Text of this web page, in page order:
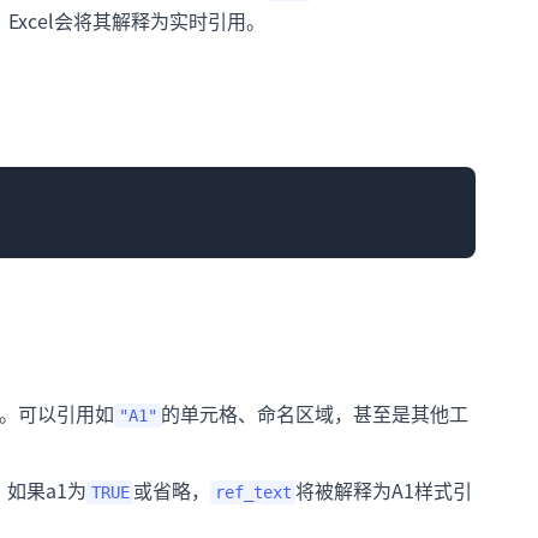
会将其解释为实时引用。
可以引用如 "A1" 的单元格、命名区域，甚至是其他工
如果a1为 TRUE 或省略， ref_text 将被解释为A1样式引